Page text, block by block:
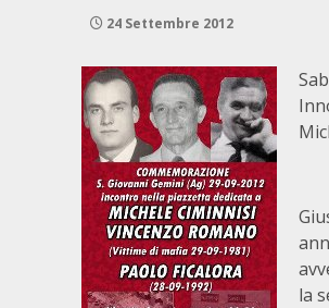
24 Settembre 2012
la